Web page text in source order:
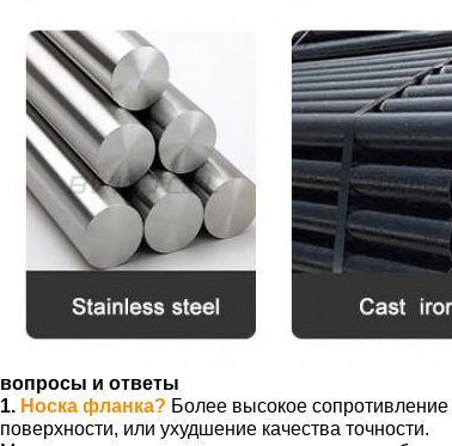
вопросы и ответы
1. Носка фланка? Более высокое
поверхности, или ухудшение качества точности.